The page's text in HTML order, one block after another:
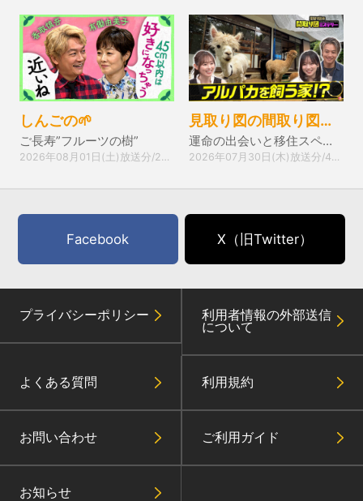
しんごの🌱
ご長寿”フルーツの樹”
見取り図の間取り図ミステリー
運命の出会いと移住スペシャル
Facebook X（旧Twitter）
プライバシーポリシー 利用者情報の外部送信
について
よくある質問 利用規約
お問い合わせ ご利用ガイド
お知らせ